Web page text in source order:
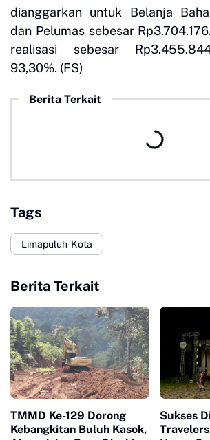
dianggarkan untuk Belanja
dan Pelumas sebesar
realisasi sebesar
93,30%. (FS)
Berita Terkait
Tags
Limapuluh-Kota
Berita Terkait
TMMD Ke-129 Dorong
Kebangkitan Buluh Kasok,
Sukses